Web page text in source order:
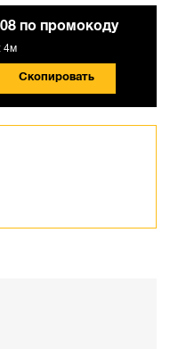
по промокоду
4м